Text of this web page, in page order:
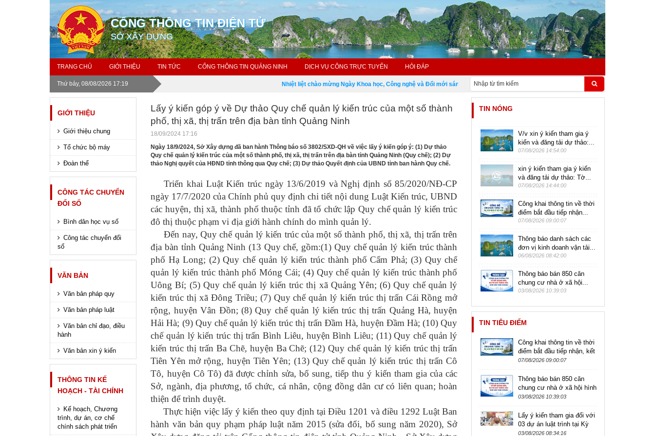
CỔNG THÔNG TIN ĐIỆN TỬ
SỞ XÂY DỰNG
TRANG CHỦ GIỚI THIỆU TIN TỨC CỔNG THÔNG TIN QUẢNG NINH DỊCH VỤ CÔNG TRỰC TUYẾN HỎI ĐÁP
Thứ bảy, 08/08/2026 17:19 Nhiệt liệt chào mừng Ngày Khoa học, Công nghệ và Đổi mới sáng tạo Việt Nam 18/5
GIỚI THIỆU
Giới thiệu chung
Tổ chức bộ máy
Đoàn thể
CÔNG TÁC CHUYỂN
ĐỔI SỐ
Bình dân học vụ số
Công tác chuyển đổi
số
VĂN BẢN
Văn bản pháp quy
Văn bản pháp luật
Văn bản chỉ đạo, điều
hành
Văn bản xin ý kiến
THÔNG TIN KẾ
HOẠCH - TÀI CHÍNH
Kế hoạch, Chương
trình, dự án, cơ chế
chính sách phát triển
Lấy ý kiến góp ý về Dự thảo Quy chế quản lý kiến trúc của một số thành
phố, thị xã, thị trấn trên địa bàn tỉnh Quảng Ninh
18/09/2024 17:16
Ngày 18/9/2024, Sở Xây dựng đã ban hành Thông báo số 3802/SXD-QH về việc lấy ý kiến góp ý: (1) Dự thảo
Quy chế quản lý kiến trúc của một số thành phố, thị xã, thị trấn trên địa bàn tỉnh Quảng Ninh (Quy chế); (2) Dự
thảo Nghị quyết của HĐND tỉnh thông qua Quy chế; (3) Dự thảo Quyết định của UBND tỉnh ban hành Quy chế.
Triển khai Luật Kiến trúc ngày 13/6/2019 và Nghị định số 85/2020/NĐ-CP
ngày 17/7/2020 của Chính phủ quy định chi tiết nội dung Luật Kiến trúc, UBND
các huyện, thị xã, thành phố thuộc tỉnh đã tổ chức lập Quy chế quản lý kiến trúc
đô thị thuộc phạm vi địa giới hành chính do mình quản lý.
Đến nay, Quy chế quản lý kiến trúc của một số thành phố, thị xã, thị trấn trên
địa bàn tỉnh Quảng Ninh (13 Quy chế, gồm:(1) Quy chế quản lý kiến trúc thành
phố Hạ Long; (2) Quy chế quản lý kiến trúc thành phố Cẩm Phả; (3) Quy chế
quản lý kiến trúc thành phố Móng Cái; (4) Quy chế quản lý kiến trúc thành phố
Uông Bí; (5) Quy chế quản lý kiến trúc thị xã Quảng Yên; (6) Quy chế quản lý
kiến trúc thị xã Đông Triều; (7) Quy chế quản lý kiến trúc thị trấn Cái Rồng mở
rộng, huyện Vân Đồn; (8) Quy chế quản lý kiến trúc thị trấn Quảng Hà, huyện
Hải Hà; (9) Quy chế quản lý kiến trúc thị trấn Đầm Hà, huyện Đầm Hà; (10) Quy
chế quản lý kiến trúc thị trấn Bình Liêu, huyện Bình Liêu; (11) Quy chế quản lý
kiến trúc thị trấn Ba Chẽ, huyện Ba Chẽ; (12) Quy chế quản lý kiến trúc thị trấn
Tiên Yên mở rộng, huyện Tiên Yên; (13) Quy chế quản lý kiến trúc thị trấnCô
Tô, huyện Cô Tô) đã được chỉnh sửa, bổ sung, tiếp thu ý kiến tham gia của các
Sở, ngành, địa phương, tổ chức, cá nhân, cộng đồng dân cư có liên quan; hoàn
thiện để trình duyệt.
Thực hiện việc lấy ý kiến theo quy định tại Điều 1201 và điều 1292 Luật Ban
hành văn bản quy phạm pháp luật năm 2015 (sửa đổi, bổ sung năm 2020), Sở
TIN NÓNG
V/v xin ý kiến tham gia ý
kiến và đăng tải dự thảo:...
07/08/2026 14:54:00
xin ý kiến tham gia ý kiến
và đăng tải dự thảo: Tờ...
07/08/2026 14:44:00
Công khai thông tin về thời
điểm bắt đầu tiếp nhận...
07/08/2026 09:00:07
Thông báo danh sách các
đơn vị kinh doanh vận tải...
06/08/2026 08:42:00
Thông báo bán 850 căn
chung cư nhà ở xã hội...
03/08/2026 10:39:03
TIN TIÊU ĐIỂM
Công khai thông tin về thời
điểm bắt đầu tiếp nhận, kết
thúc tiếp nhận hồ sơ đăng
07/08/2026 09:00:07
Thông báo bán 850 căn
chung cư nhà ở xã hội hình
thành trong tương lai tại dự
03/08/2026 10:39:03
Lấy ý kiến tham gia đối với
03 dự án luật trình tại Kỳ
họp không thường lệ lần
03/08/2026 08:34:16